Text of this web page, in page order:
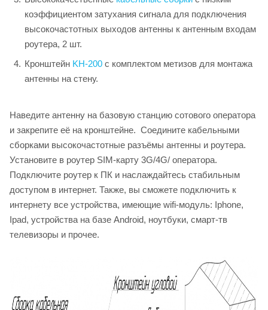
коэффициентом затухания сигнала для подключения
высокочастотных выходов антенны к антенным входам
роутера, 2 шт.
Кронштейн KH-200 с комплектом метизов для монтажа
антенны на стену.
Наведите антенну на базовую станцию сотового оператора
и закрепите её на кронштейне. Соедините кабельными
сборками высокочастотные разъёмы антенны и роутера.
Установите в роутер SIM-карту 3G/4G/ оператора.
Подключите роутер к ПК и наслаждайтесь стабильным
доступом в интернет. Также, вы сможете подключить к
интернету все устройства, имеющие wifi-модуль: Iphone,
Ipad, устройства на базе Android, ноутбуки, смарт-тв
телевизоры и прочее.